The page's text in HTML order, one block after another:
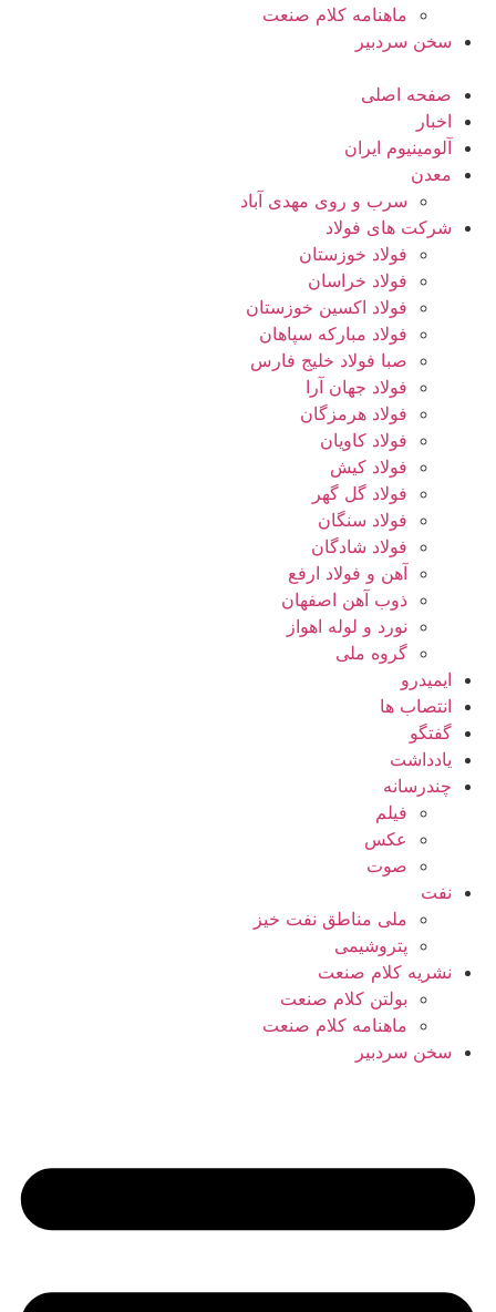
ماهنامه کلام صنعت
سخن سردبیر
صفحه اصلی
اخبار
آلومینیوم ایران
معدن
سرب و روی مهدی آباد
شرکت های فولاد
فولاد خوزستان
فولاد خراسان
فولاد اکسین خوزستان
فولاد مبارکه سپاهان
صبا فولاد خلیج فارس
فولاد جهان آرا
فولاد هرمزگان
فولاد کاویان
فولاد کیش
فولاد گل گهر
فولاد سنگان
فولاد شادگان
آهن و فولاد ارفع
ذوب آهن اصفهان
نورد و لوله اهواز
گروه ملی
ایمیدرو
انتصاب ها
گفتگو
یادداشت
چندرسانه
فیلم
عکس
صوت
نفت
ملی مناطق نفت خیز
پتروشیمی
نشریه کلام صنعت
بولتن کلام صنعت
ماهنامه کلام صنعت
سخن سردبیر